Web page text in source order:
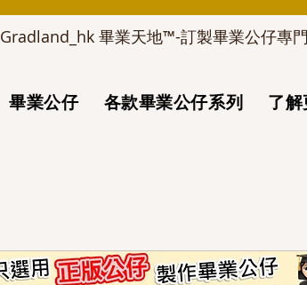
Gradland_hk 畢業天地™-訂製畢業公仔專
畢業公仔 各款畢業公仔系列 了